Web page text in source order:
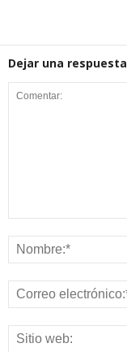
Dejar una respuesta